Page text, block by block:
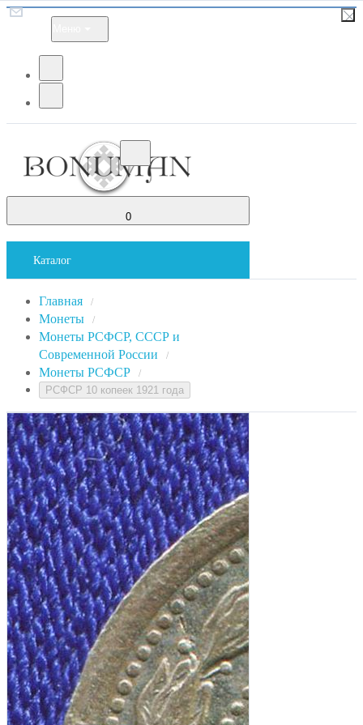
0
Каталог
Главная /
Монеты /
Монеты РСФСР, СССР и
Современной России
/
Монеты РСФСР /
РСФСР 10 копеек 1921 года